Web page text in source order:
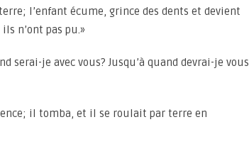
l’enfant écume, grince des dents et devient
n’ont pas pu.»
serai-je avec vous? Jusqu’à quand devrai-je vous
il tomba, et il se roulait par terre en